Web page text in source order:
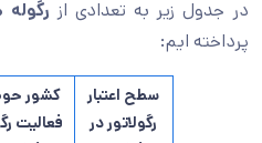
در جدول زیر به تعدادی از
پرداخته ایم:
سطح اعتبار
رگولاتور در
کشور
فعالیت